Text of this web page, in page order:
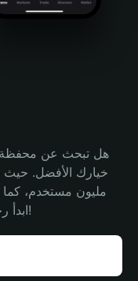
هل تبحث عن محفظة
على محفظة Bitget Wallet. ابدأ رحلتك الآن!